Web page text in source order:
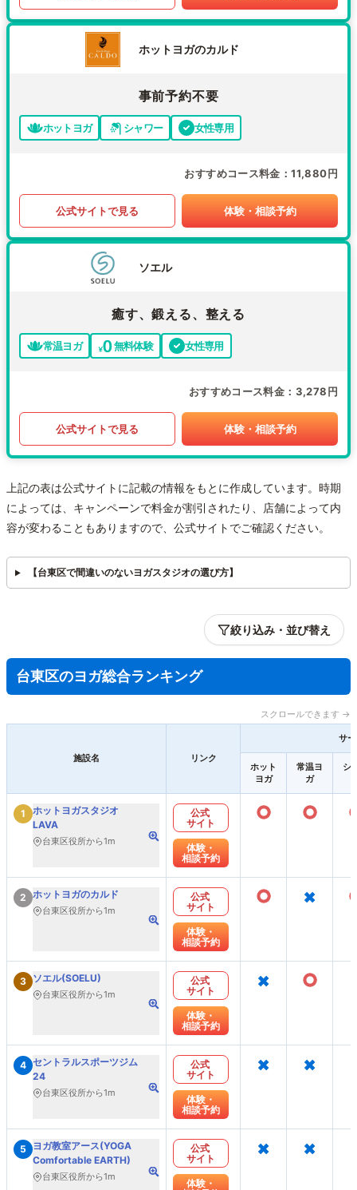
ホットヨガのカルド
事前予約不要
ホットヨガ シャワー 女性専用
おすすめコース料金 11,880円
公式サイトで見る 体験・相談予約
ソエル
癒す、鍛える、整える
常温ヨガ 無料体験 女性専用
おすすめコース料金 3,278円
公式サイトで見る 体験・相談予約
上記の表は公式サイトに記載の情報をもとに作成しています。時期
によっては、キャンペーンで料金が割引されたり、店舗によって内
容が変わることもありますので、公式サイトでご確認ください。
【台東区で間違いのないヨガスタジオの選び方】
絞り込み・並び替え
台東区のヨガ総合ランキング
スクロールできます →
施設名 リンク
サ
ホット
ヨガ
常温ヨ
ガ
シ
1
ホットヨガスタジオ
LAVA
台東区役所から1m
公式
サイト
体験・
相談予約
○ ○
2 ホットヨガのカルド
台東区役所から1m
公式
サイト
体験・
相談予約
○ ×
3 ソエル(SOELU)
台東区役所から1m
公式
サイト
体験・
相談予約
× ○
4 セントラルスポーツジム
24
台東区役所から1m
公式
サイト
体験・
相談予約
× ×
5
ヨガ教室アース(YOGA
Comfortable EARTH)
台東区役所から1m
公式
サイト
体験・
× ×